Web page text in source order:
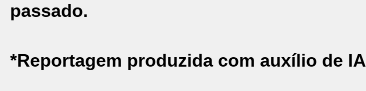
passado.
*Reportagem produzida com auxílio de IA